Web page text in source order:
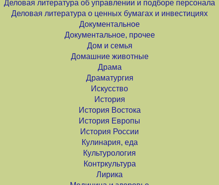
Деловая литература об управлении и подборе персонала
Деловая литература о ценных бумагах и инвестициях
Документальное
Документальное, прочее
Дом и семья
Домашние животные
Драма
Драматургия
Искусство
История
История Востока
История Европы
История России
Кулинария, еда
Культурология
Контркультура
Лирика